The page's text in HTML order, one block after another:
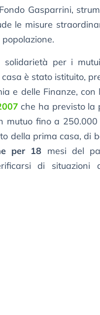
Gasparrini,
le misure
per i
è stato istituito,
e delle Finanze, con
che ha previsto la
mutuo fino a
della prima casa, di
per 18 mesi del
di situazioni